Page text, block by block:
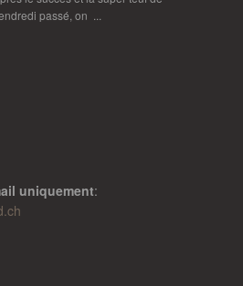
passé, on ...
uniquement: